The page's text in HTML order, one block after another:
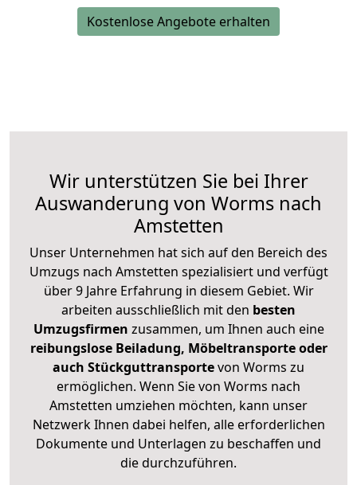
Kostenlose Angebote erhalten
Wir unterstützen Sie bei Ihrer
Auswanderung von Worms nach
Amstetten
Unser Unternehmen hat sich auf den Bereich des
Umzugs nach Amstetten spezialisiert und verfügt
über 9 Jahre Erfahrung in diesem Gebiet. Wir
arbeiten ausschließlich mit den besten
Umzugsfirmen zusammen, um Ihnen auch eine
reibungslose Beiladung, Möbeltransporte oder
auch Stückguttransportevon Worms zu
ermöglichen. Wenn Sie von Worms nach
Amstetten umziehen möchten, kann unser
Netzwerk Ihnen dabei helfen, alle erforderlichen
Dokumente und Unterlagen zu beschaffen und
die durchzuführen.